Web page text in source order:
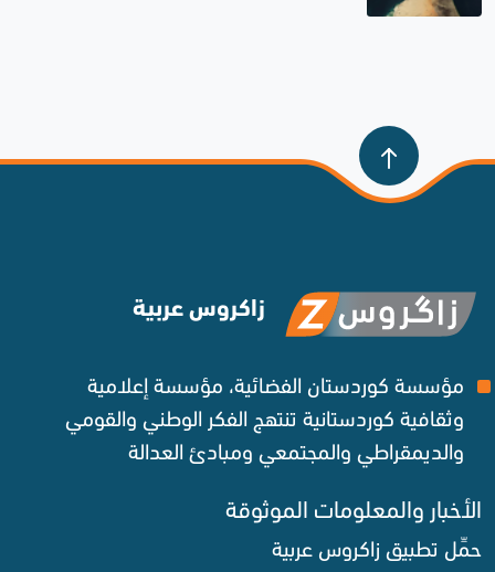
زاكروس عربية
مؤسسة كوردستان الفضائية، مؤسسة إعلامية
وثقافية كوردستانية تنتهج الفكر الوطني والقومي
والديمقراطي والمجتمعي ومبادئ العدالة ‌
الأخبار والمعلومات الموثوقة‌
حمِّل تطبيق زاكروس عربية